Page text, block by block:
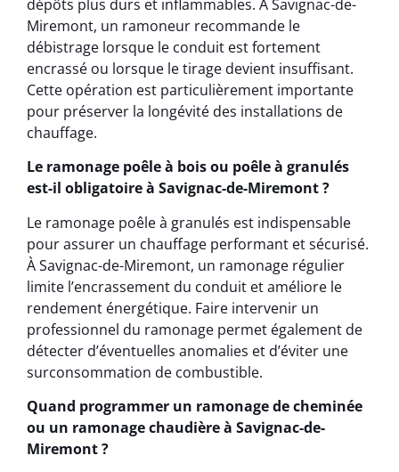
dépôts plus durs et inflammables. À Savignac-de-
Miremont, un ramoneur recommande le
débistrage lorsque le conduit est fortement
encrassé ou lorsque le tirage devient insuffisant.
Cette opération est particulièrement importante
pour préserver la longévité des installations de
chauffage.
Le ramonage poêle à bois ou poêle à granulés
est-il obligatoire à Savignac-de-Miremont ?
Le ramonage poêle à granulés est indispensable
pour assurer un chauffage performant et sécurisé.
À Savignac-de-Miremont, un ramonage régulier
limite l’encrassement du conduit et améliore le
rendement énergétique. Faire intervenir un
professionnel du ramonage permet également de
détecter d’éventuelles anomalies et d’éviter une
surconsommation de combustible.
Quand programmer un ramonage de cheminée
ou un ramonage chaudière à Savignac-de-
Miremont ?